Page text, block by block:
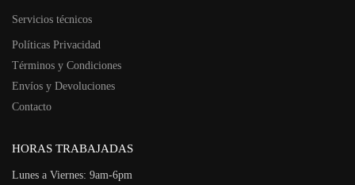
Servicios técnicos
Políticas Privacidad
Términos y Condiciones
Envíos y Devoluciones
Contacto
HORAS TRABAJADAS
Lunes a Viernes: 9am-6pm